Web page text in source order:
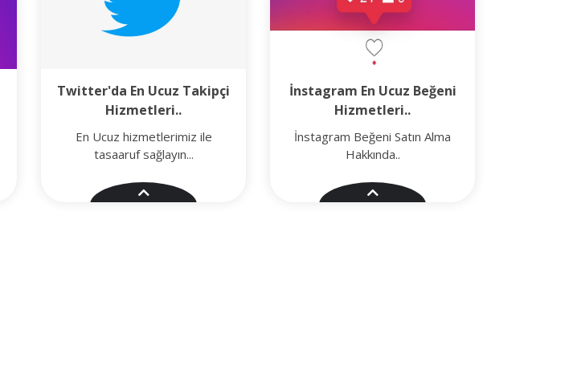
Twitter'da En Ucuz Takipçi
Hizmetleri..
En Ucuz hizmetlerimiz ile
tasaaruf sağlayın...
İnstagram En Ucuz Beğeni
Hizmetleri..
İnstagram Beğeni Satın Alma
Hakkında..